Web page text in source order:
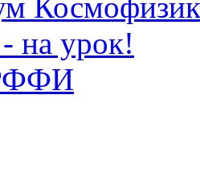
на урок!